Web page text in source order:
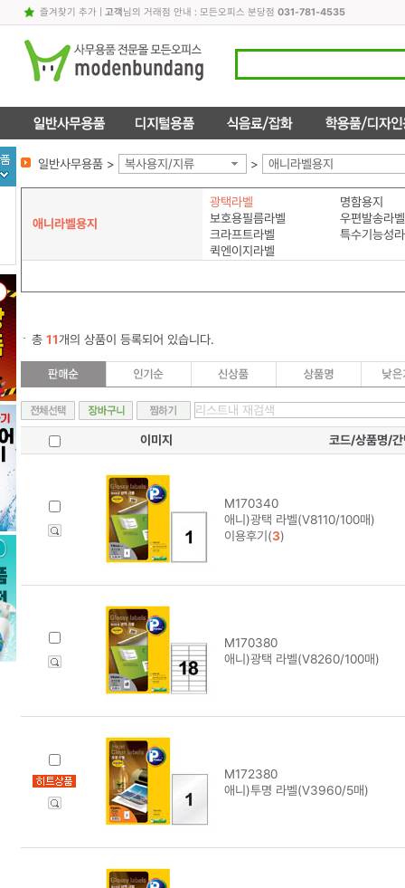
즐겨찾기 추가| 고객님의 거래점 안내 : 모든오피스 분당점 031-781-4535
일반사무용품 > 복사용지/지류 > 애니라벨용지
애니라벨용지
광택라벨
명함용지
보호용필름라벨
우편발송라벨
크라프트라벨
특수기능성
퀵엔이지라벨
총 11개의 상품이 등록되어 있습니다.
이미지 코드/상품명/간
M170340
애니)광택 라벨(V8110/100매)
이용후기(3)
M170380
애니)광택 라벨(V8260/100매)
M172380
애니)투명 라벨(V3960/5매)